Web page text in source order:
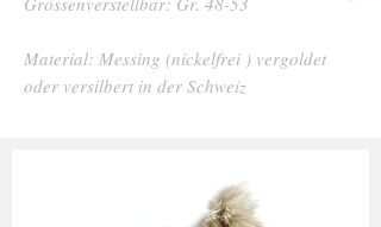
Material: Messing (nickelfrei ) vergoldet
oder versilbert in der Schweiz